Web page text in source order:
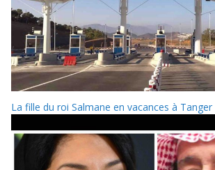
La fille du roi Salmane en vacances à Tanger